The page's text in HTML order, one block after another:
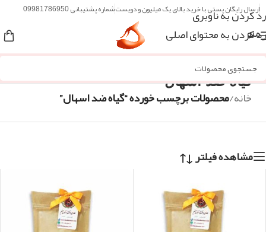
رد کردن به ناوبری
رد کردن به محتوای اصلی
ارسال رایگان پستی با خرید بالای یک میلیون و دویستشماره پشتیبانی 09981786950
منو
گیاه ضد اسهال
خانه/محصولات برچسب خورده “گیاه ضد اسهال”
مشاهده فیلتر